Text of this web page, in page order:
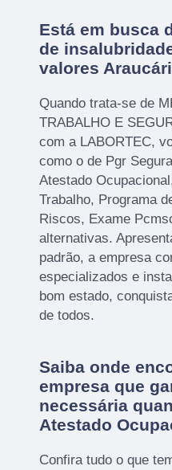
Está em busca
de
valores
Quando trata-se de
TRABALHO E
com a LABORTEC,
como o de Pgr
Atestado
Trabalho, Programa
Riscos, Exame
alternativas.
padrão, a empresa
especializados e
bom estado,
de todos.
Saiba onde
empresa que
necessária
Atestado
Confira tudo o que